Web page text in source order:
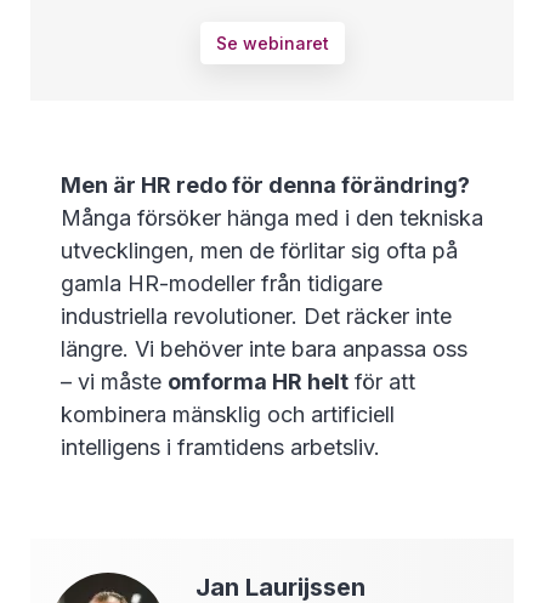
Se webinaret
Men är HR redo för denna förändring?
Många försöker hänga med i den tekniska
utvecklingen, men de förlitar sig ofta på
gamla HR-modeller från tidigare
industriella revolutioner. Det räcker inte
längre. Vi behöver inte bara anpassa oss
– vi måste omforma HR helt för att
kombinera mänsklig och artificiell
intelligens i framtidens arbetsliv.
Jan Laurijssen